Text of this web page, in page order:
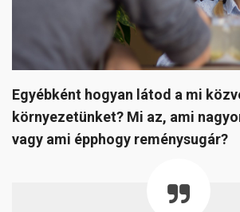
Egyébként hogyan látod a mi
környezetünket? Mi az, ami
vagy ami épphogy reménysugár?